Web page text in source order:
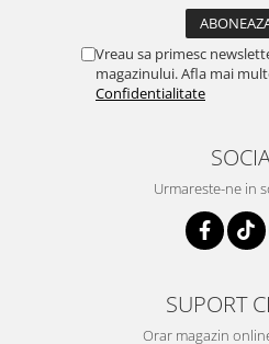
Vreau sa primesc
magazinului. Afla mai
Confidentialitate
Urmareste-ne in
SUPORT
Orar magazin